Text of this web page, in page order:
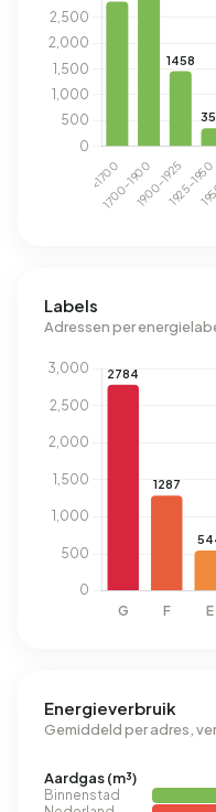
Labels
Adressen per
Energieverbruik
Gemiddeld per adres,
Aardgas (m³)
Binnenstad